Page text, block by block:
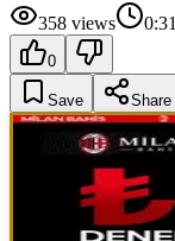
358 views 0:31
0
Save Share